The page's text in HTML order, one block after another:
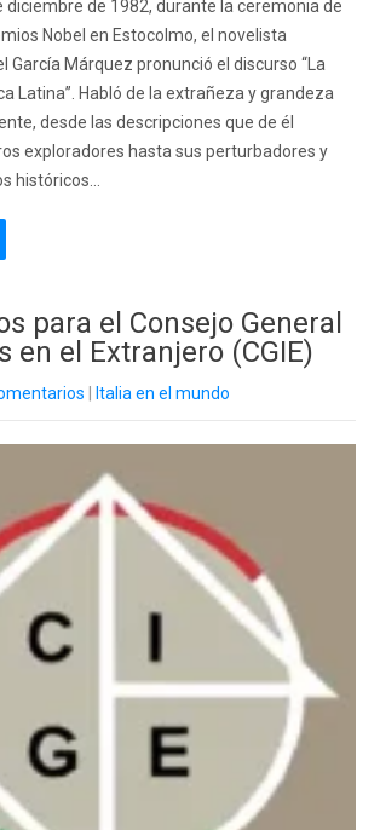
diciembre de 1982, durante la ceremonia de
Nobel en Estocolmo, el novelista
García Márquez pronunció el discurso “La
Latina”. Habló de la extrañeza y grandeza
desde las descripciones que de él
exploradores hasta sus perturbadores y
históricos...
para el Consejo General
en el Extranjero (CGIE)
Italia en el mundo